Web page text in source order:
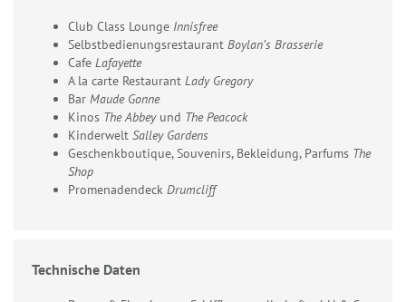
Club Class Lounge Innisfree
Selbstbedienungsrestaurant Boylan’s Brasserie
Cafe Lafayette
A la carte Restaurant Lady Gregory
Bar Maude Gonne
Kinos The Abbeyund The Peacock
Kinderwelt Salley Gardens
Geschenkboutique, Souvenirs, Bekleidung, Parfums The
Shop
Promenadendeck Drumcliff
Technische Daten